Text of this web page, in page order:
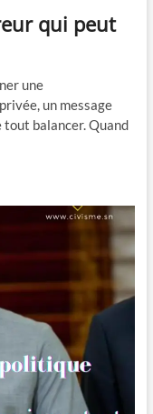
qui peut
une
un message
tout balancer. Quand